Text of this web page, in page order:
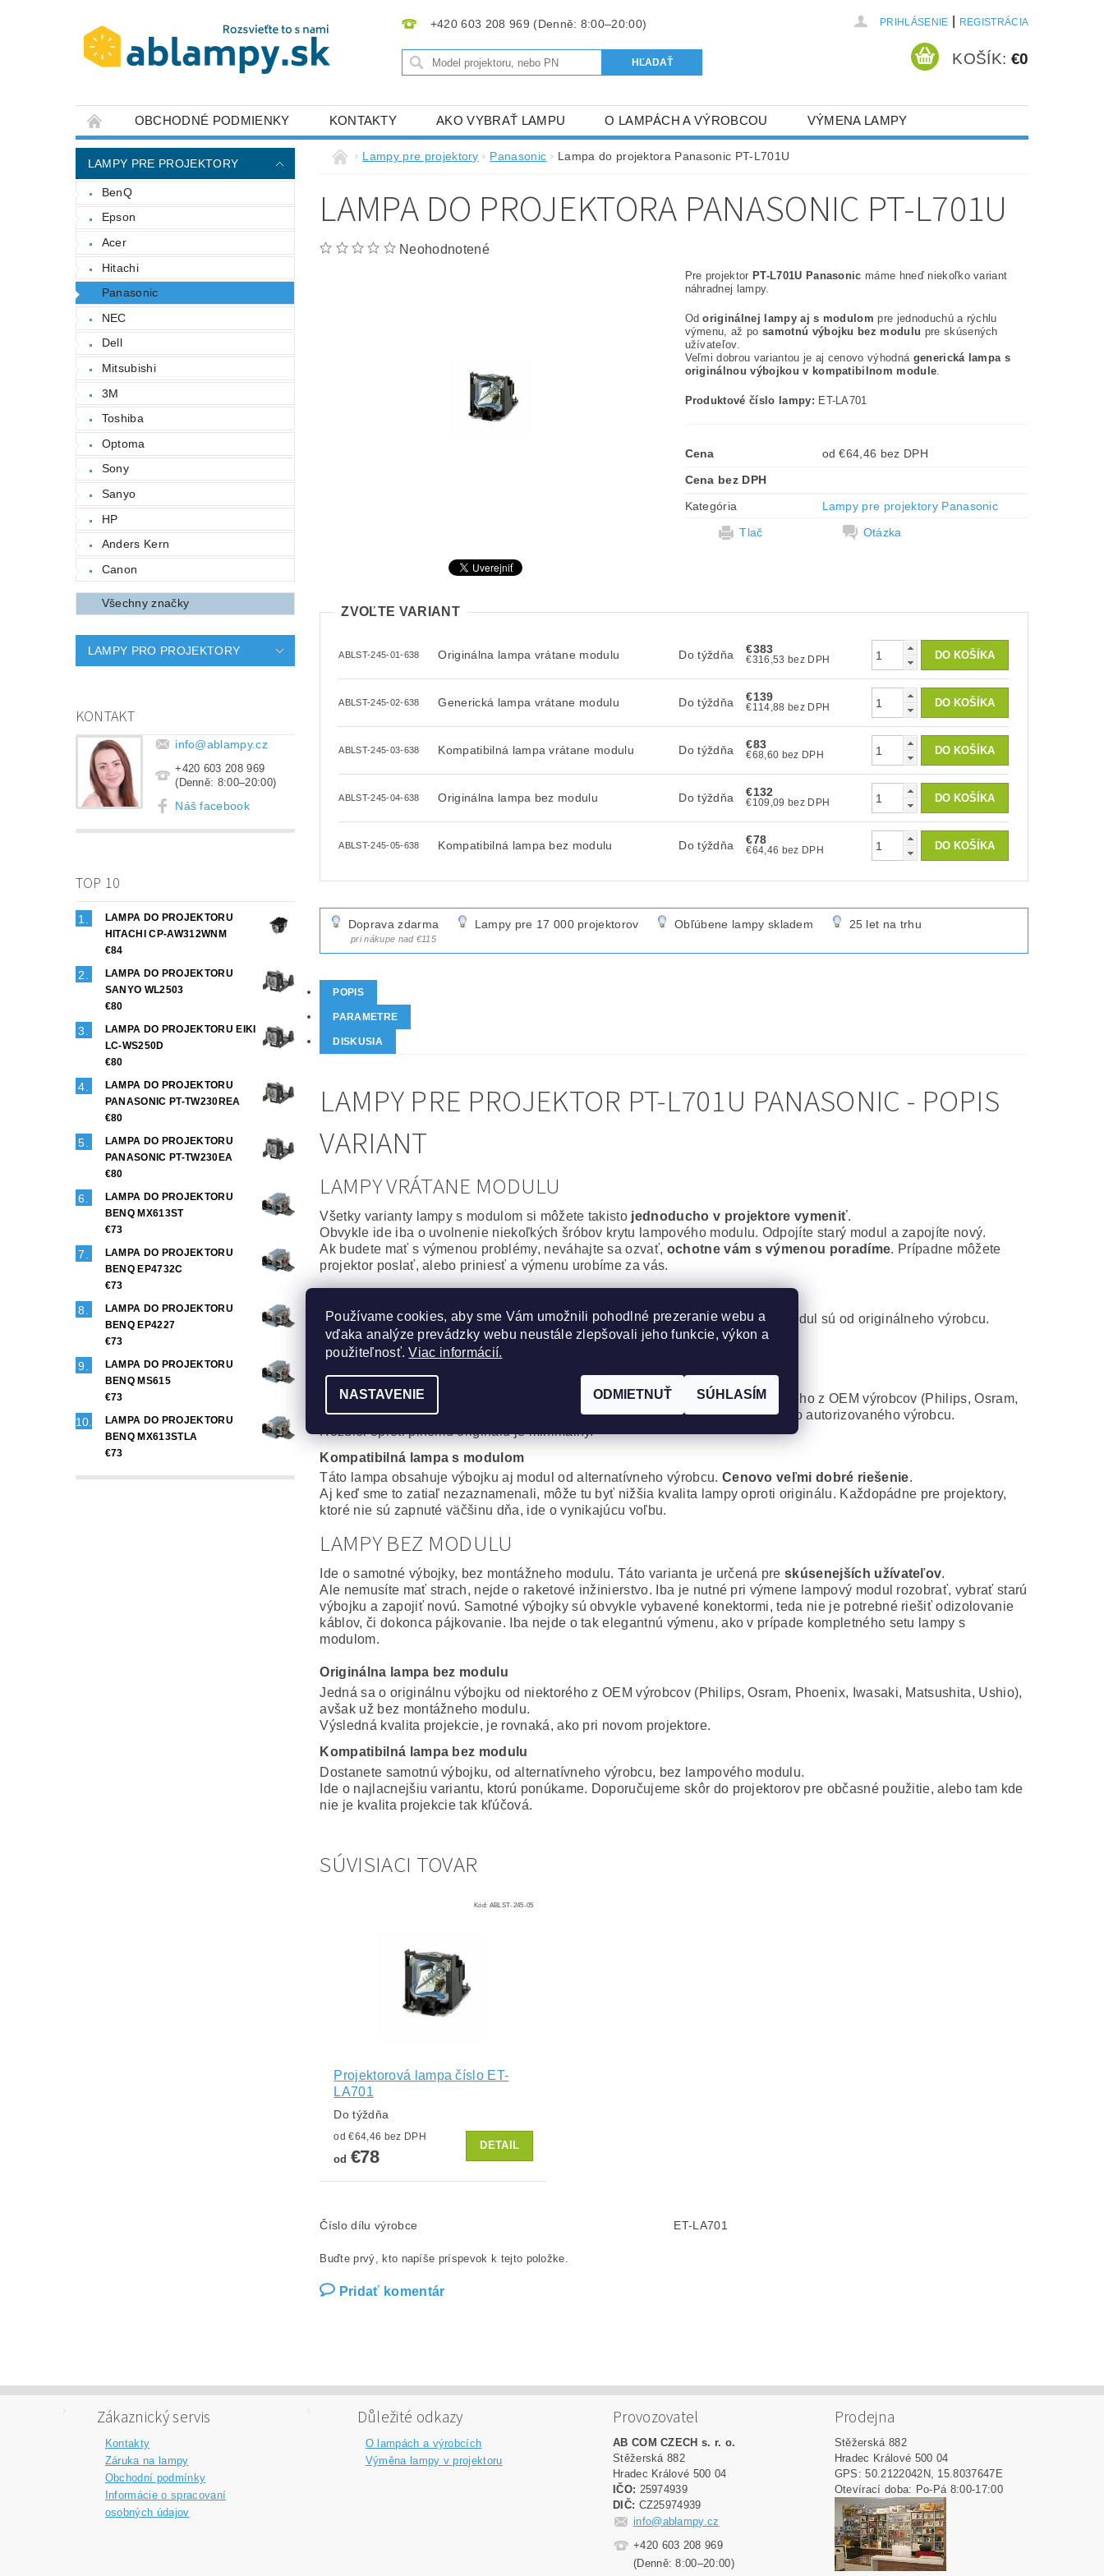
+420 603 208 969 PRIHLÁSENIE REGISTRÁCIA
KOŠÍK: €0
OBCHODNÉ PODMIENKY KONTAKTY AKO VYBRAŤ LAMPU O LAMPÁCH A VÝROBCOU VÝMENA LAMPY
LAMPY PRE PROJEKTORY
BenQ
Epson
Acer
Hitachi
Panasonic
NEC
Dell
Mitsubishi
3M
Toshiba
Optoma
Sony
Sanyo
HP
Anders Kern
Canon
Všechny značky
LAMPY PRO PROJEKTORY
KONTAKT
info@ablampy.cz
+420 603 208 969
(Denně: 8:00–20:00)
Náš facebook
TOP 10
LAMPA DO PROJEKTORU
HITACHI CP-AW312WNM
€84
LAMPA DO PROJEKTORU
SANYO WL2503
€80
LAMPA DO PROJEKTORU EIKI
LC-WS250D
€80
LAMPA DO PROJEKTORU
PANASONIC PT-TW230REA
€80
LAMPA DO PROJEKTORU
PANASONIC PT-TW230EA
€80
LAMPA DO PROJEKTORU
BENQ MX613ST
€73
LAMPA DO PROJEKTORU
BENQ EP4732C
€73
LAMPA DO PROJEKTORU
BENQ EP4227
€73
LAMPA DO PROJEKTORU
BENQ MS615
€73
LAMPA DO PROJEKTORU
BENQ MX613STLA
€73
Lampy pre projektory Panasonic Lampa do projektora Panasonic PT-L701U
LAMPA DO PROJEKTORA PANASONIC PT-L701U
Neohodnotené
Pre projektor PT-L701U Panasonic máme hneď niekoľko variant
náhradnej lampy.
Odoriginálnej lampy aj s modulom pre jednoduchú a rýchlu
výmenu, až po samotnú výbojku bez modulu pre skúsených
užívateľov.
Veľmi dobrou variantou je aj cenovo výhodná generická lampa s
originálnou výbojkou v kompatibilnom module.
Produktové číslo lampy: ET-LA701
Cena
od €64,46 bez DPH
Cena bez DPH
Kategória
Lampy pre projektory Panasonic
Tlač
Otázka
ZVOĽTE VARIANT
ABLST-245-01-638 Originálna lampa vrátane modulu Do týždňa €383
€316,53 bez DPH
ABLST-245-02-638 Generická lampa vrátane modulu Do týždňa €139
€114,88 bez DPH
ABLST-245-03-638 Kompatibilná lampa vrátane modulu Do týždňa €83
€68,60 bez DPH
ABLST-245-04-638 Originálna lampa bez modulu Do týždňa €132
€109,09 bez DPH
ABLST-245-05-638 Kompatibilná lampa bez modulu Do týždňa €78
€64,46 bez DPH
Doprava zdarma
pri nákupe nad €115
Lampy pre 17 000 projektorov Obľúbene lampy skladem 25 let na trhu
POPIS
PARAMETRE
DISKUSIA
LAMPY PRE PROJEKTOR PT-L701U PANASONIC - POPIS
VARIANT
LAMPY VRÁTANE MODULU
Všetky varianty lampy s modulom si môžete takisto jednoducho v projektore vymeniť.
Obvykle ide iba o uvolnenie niekoľkých šróbov krytu lampového modulu. Odpojíte starý modul a zapojíte nový.
Ak budete mať s výmenou problémy, neváhajte sa ozvať, ochotne vám s výmenou poradíme. Prípadne môžete
projektor poslať, alebo priniesť a výmenu urobíme za vás.
To najlepšie, čo môžete svojmu projektoru zaobstarať. Výbojka aj montážny modul sú od originálneho výrobcu.
Projektor bude povýmene ako nový.
Maximálna spoľahlivosť a výdrž bez kompromisov.
Generická lampa vrátane modulu
Veľmi dobré riešenie, za výhodnú cenu. Kvalitná originálna výbojka od niektorého z OEM výrobcov (Philips, Osram,
Phoenix, Iwasaki, Matsushita, Ushio) s montážnym modulom od kompatibilného autorizovaného výrobcu.
Rozdiel oproti plnému originálu je minimálny.
Kompatibilná lampa s modulom
Táto lampa obsahuje výbojku aj modul od alternatívneho výrobcu. Cenovo veľmi dobré riešenie.
Aj keď sme to zatiaľ nezaznamenali, môže tu byť nižšia kvalita lampy oproti originálu. Každopádne pre projektory,
ktoré nie sú zapnuté väčšinu dňa, ide o vynikajúcu voľbu.
LAMPY BEZ MODULU
Ide o samotné výbojky, bez montážneho modulu. Táto varianta je určená preskúsenejších užívateľov.
Ale nemusíte mať strach, nejde o raketové inžinierstvo. Iba je nutné pri výmene lampový modul rozobrať, vybrať starú
výbojku a zapojiť novú. Samotné výbojky sú obvykle vybavené konektormi, teda nie je potrebné riešiť odizolovanie
káblov, či dokonca pájkovanie. Iba nejde o tak elegantnú výmenu, ako v prípade kompletného setu lampy s
modulom.
Originálna lampa bez modulu
Jedná sa o originálnu výbojku od niektorého z OEM výrobcov (Philips, Osram, Phoenix, Iwasaki, Matsushita, Ushio),
avšak už bez montážneho modulu.
Výsledná kvalita projekcie, je rovnaká, ako pri novom projektore.
Kompatibilná lampa bez modulu
Dostanete samotnú výbojku, od alternatívneho výrobcu, bez lampového modulu.
Ide o najlacnejšiu variantu, ktorú ponúkame. Doporučujeme skôr do projektorov pre občasné použitie, alebo tam kde
nie je kvalita projekcie tak kľúčová.
SÚVISIACI TOVAR
Kód: ABLST-245-05
Projektorová lampa číslo ET-
LA701
Do týždňa
od €64,46 bez DPH
od €78
DETAIL
Číslo dílu výrobce ET-LA701
Buďte prvý, kto napíše príspevok k tejto položke.
Pridať komentár
Zákaznický servis
Kontakty
Záruka na lampy
Obchodní podmínky
Informácie o spracovaní
osobných údajov
Důležité odkazy
O lampách a výrobcích
Výměna lampy v projektoru
Provozovatel
AB COM CZECH s. r. o.
Stěžerská 882
Hradec Králové 500 04
IČO: 25974939
DIČ: CZ25974939
info@ablampy.cz
+420 603 208 969
(Denně: 8:00–20:00)
Prodejna
Stěžerská 882
Hradec Králové 500 04
GPS: 50.2122042N, 15.8037647E
Otevírací doba: Po-Pá 8:00-17:00
Používame cookies, aby sme Vám umožnili pohodlné prezeranie webu a
vďaka analýze prevádzky webu neustále zlepšovali jeho funkcie, výkon a
použiteľnosť.Viac informácií.
NASTAVENIE ODMIETNUŤ SÚHLASÍM